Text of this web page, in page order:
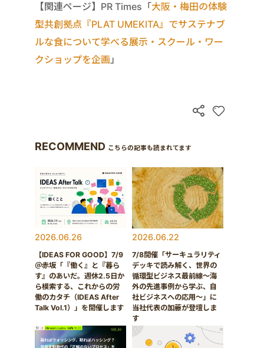
【関連ページ】PR Times「大阪・梅田の体験
型共創拠点『PLAT UMEKITA』でサステナブ
ルな食について学べる展示・スクール・ワー
クショップを企画」
RECOMMEND こちらの記事も読まれてます
2026.06.26
【IDEAS FOR GOOD】7/9
＠赤坂「『働く』と『暮ら
す』のあいだ。週休2.5日か
ら模索する、これからの労
働のカタチ（IDEAS After
Talk Vol.1）」を開催します
2026.06.22
7/8開催「サーキュラリティ
デッキで読み解く、世界の
循環型ビジネス最前線〜海
外の先進事例から学ぶ、自
社ビジネスへの応用〜」に
当社代表の加藤が登壇しま
す